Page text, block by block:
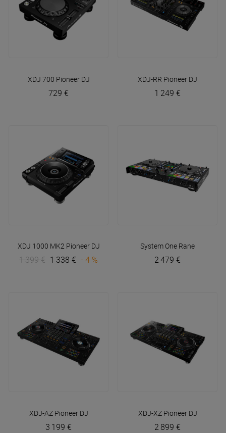
XDJ 700 Pioneer DJ
729 €
XDJ-RR Pioneer DJ
1 249 €
XDJ 1000 MK2 Pioneer DJ
1 399 € 1 338 € - 4 %
System One Rane
2 479 €
XDJ-AZ Pioneer DJ
3 199 €
XDJ-XZ Pioneer DJ
2 899 €